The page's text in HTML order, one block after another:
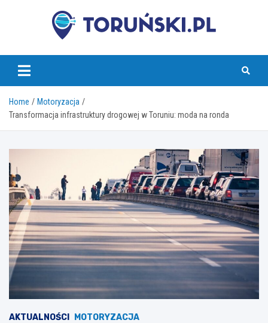
torunski.pl
Home
Motoryzacja
Transformacja infrastruktury drogowej w Toruniu: moda na ronda
AKTUALNOŚCI MOTORYZACJA